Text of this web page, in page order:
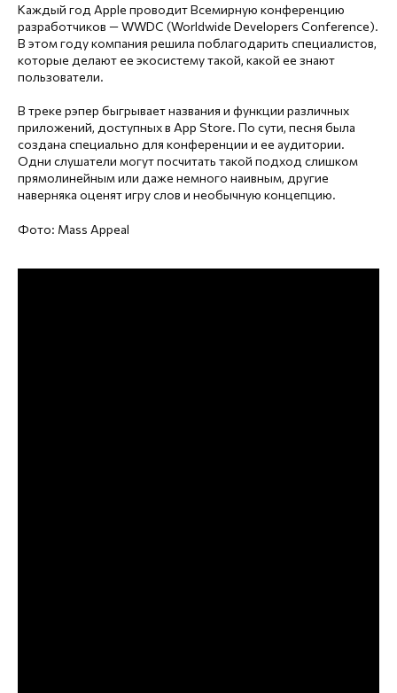
Каждый год Apple проводит Всемирную конференцию
разработчиков — WWDC (Worldwide Developers Conference).
В этом году компания решила поблагодарить специалистов,
которые делают ее экосистему такой, какой ее знают
пользователи.
В треке рэпер быгрывает названия и функции различных
приложений, доступных в App Store. По сути, песня была
создана специально для конференции и ее аудитории.
Одни слушатели могут посчитать такой подход слишком
прямолинейным или даже немного наивным, другие
наверняка оценят игру слов и необычную концепцию.
Фото: Mass Appeal